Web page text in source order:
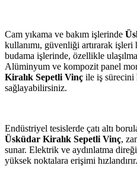
Cam yıkama ve bakım işlerinde
kullanımı, güvenliği artırarak işleri
budama işlerinde, özellikle
Alüminyum ve kompozit panel
Kiralık Sepetli Vinç ile iş sürecini
sağlayabilirsiniz.
Endüstriyel tesislerde çatı altı
Üsküdar Kiralık Sepetli Vinç,
sunar. Elektrik ve aydınlatma
yüksek noktalara erişimi hızlandırır.